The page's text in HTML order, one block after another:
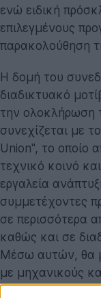
ενώ ειδική
επιλεγμένους
παρακολούθηση
Η δομή του
διαδικτυακό
την ολοκλήρωση
συνεχίζεται με
Union", το οποίο
τεχνικό κοινό
εργαλεία
συμμετέχοντες
σε περισσότερα
καθώς και σε
Μέσω αυτών, θα
με μηχανικούς
προσαρμόσουν